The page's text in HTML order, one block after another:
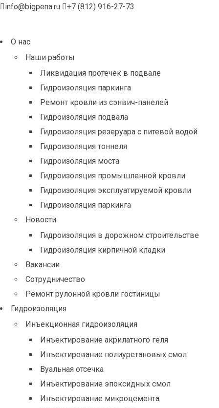
info@bigpena.ru +7 (812) 916-27-73
О нас
Наши работы
Ликвидация протечек в подвале
Гидроизоляция паркинга
Ремонт кровли из сэнвич-панелей
Гидроизоляция подвала
Гидроизоляция резеруара с питевой водой
Гидроизоляция тоннеля
Гидроизоляция моста
Гидроизоляция промышленной кровли
Гидроизоляция эксплуатируемой кровли
Гидроизоляция паркинга
Новости
Гидроизоляция в дорожном строительстве
Гидроизоляция кирпичной кладки
Вакансии
Сотрудничество
Ремонт рулонной кровли гостиницы
Гидроизоляция
Инъекционная гидроизоляция
Инъектирование акрилатного геля
Инъектирование полиуретановых смол
Вуальная отсечка
Инъектирование эпоксидных смол
Инъектирование микроцемента